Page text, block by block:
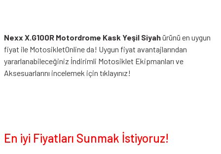
Nexx X.G100R Motordrome Kask Yeşil Siyahürünü en uygun
fiyat ile MotosikletOnline da! Uygun fiyat avantajlarından
yararlanabileceğiniz İndirimli Motosiklet Ekipmanları ve
Aksesuarlarını incelemek için tıklayınız!
En iyi Fiyatları Sunmak İstiyoruz!